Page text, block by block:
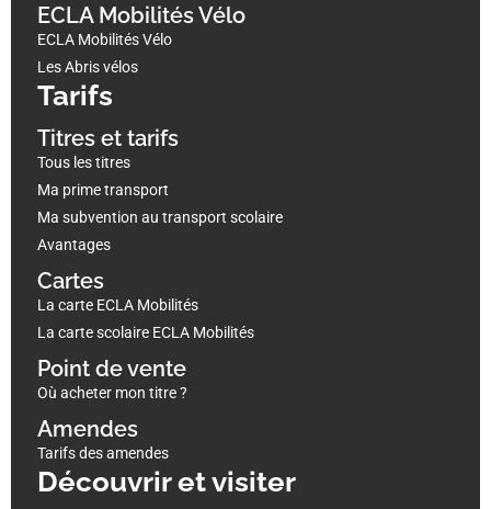
ECLA Mobilités Vélo
ECLA Mobilités Vélo
Les Abris vélos
Tarifs
Titres et tarifs
Tous les titres
Ma prime transport
Ma subvention au transport scolaire
Avantages
Cartes
La carte ECLA Mobilités
La carte scolaire ECLA Mobilités
Point de vente
Où acheter mon titre ?
Amendes
Tarifs des amendes
Découvrir et visiter